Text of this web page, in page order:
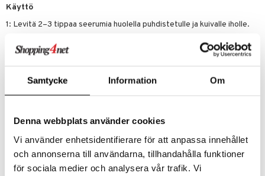
Samtycke Information Om
Denna webbplats använder cookies
Vi använder enhetsidentifierare för att anpassa innehållet
och annonserna till användarna, tillhandahålla funktioner
för sociala medier och analysera vår trafik. Vi
Käyttö
1: Levitä 2–3 tippaa seerumia huolella puhdistetulle ja kuivalle iholle.
2: Kun seerumi on imeytynyt, voit lisätä muita seerumeja ja öljyjä.
Levitä sen jälkeen kasvovoide.
että illalla.
Ainesosat
(HYALURONIC ACID), ETHOXYDIGLYCOL, PHENOXYETHANOL,
LECITHIN, HYDROGENATED STARCH HYDROLYSATE,
ERYTHRITOL, HIBISCUS SABDARIFFA FRUIT EXTRACT,
APHANIZOMENON FLOS-AQUAE EXTRACT.